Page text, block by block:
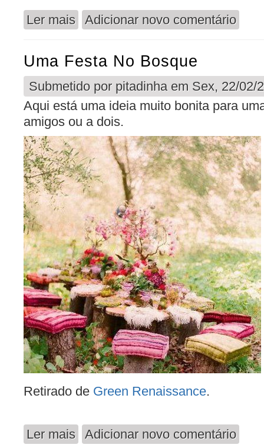
Ler mais acerca de Momento para Relaxar
Adicionar novo comentário
Uma Festa No Bosque
Submetido por pitadinha em Sex, 22/02/
Aqui está uma ideia muito bonita para
amigos ou a dois.
Retirado de Green Renaissance.
Ler mais acerca de Uma Festa no Bosque
Adicionar novo comentário